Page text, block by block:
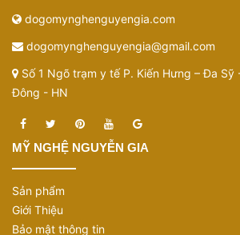
dogomynghenguyengia.com
dogomynghenguyengia@gmail.com
Số 1 Ngõ trạm y tế P. Kiến Hưng – Đa Sỹ
Đông - HN
MỸ NGHỆ NGUYỄN GIA
Sản phẩm
Giới Thiệu
Bảo mật thông tin